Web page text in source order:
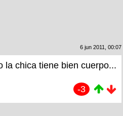
6 jun 2011, 00:07
la chica tiene bien cuerpo...
-3